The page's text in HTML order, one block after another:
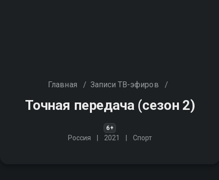
Главная / Записи ТВ-эфиров /
Точная передача (сезон 2)
6+
Россия 2021 Спорт